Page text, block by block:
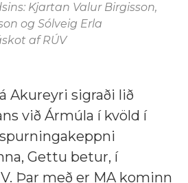
Kjartan Valur Birgisson,
og Sólveig Erla
af RÚV
Akureyri sigraði lið
við Ármúla í kvöld í
Gettu betur, í
Þar með er MA kominn